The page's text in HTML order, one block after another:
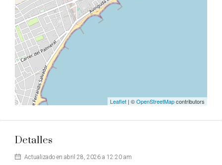
Leaflet | ©OpenStreetMapcontributors
Detalles
Actualizado en abril 28, 2026 a 12:20 am